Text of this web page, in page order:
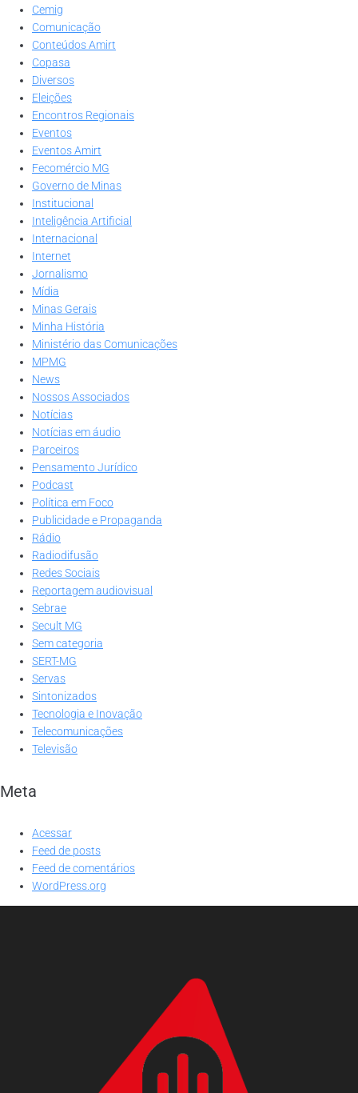
Cemig
Comunicação
Conteúdos Amirt
Copasa
Diversos
Eleições
Encontros Regionais
Eventos
Eventos Amirt
Fecomércio MG
Governo de Minas
Institucional
Inteligência Artificial
Internacional
Internet
Jornalismo
Mídia
Minas Gerais
Minha História
Ministério das Comunicações
MPMG
News
Nossos Associados
Notícias
Notícias em áudio
Parceiros
Pensamento Jurídico
Podcast
Política em Foco
Publicidade e Propaganda
Rádio
Radiodifusão
Redes Sociais
Reportagem audiovisual
Sebrae
Secult MG
Sem categoria
SERT-MG
Servas
Sintonizados
Tecnologia e Inovação
Telecomunicações
Televisão
Meta
Acessar
Feed de posts
Feed de comentários
WordPress.org